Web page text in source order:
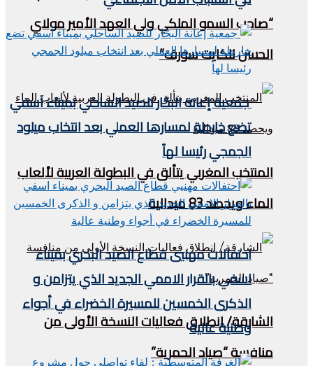
“صاحب السمو الملكي ولي العهد الأمير مولاي
الحسن للكايت سورف”
المنتخب المغربي يتألق في البطولة العربية لألعاب
الماء ويحصد 83 ميدالية
الشارقة/ انطلاق فعاليات النسخة الأولى من
منافسة “صياد الحمرية”
جمعية إعانة البحّار للصيد الساحلي بميناء آسفي
تضع خارطة لمسارها العملي بعد انتخاب ميلود
الجمجي رئيسا لهاً
احتفالات مهنيي قطاع الصيد البحري بميناء
اسفي بالقرار الاممي الجديد الذي يتزامن و
الذكرى الخمسين للمسيرة الخضراء في أجواء
وطنية عالية